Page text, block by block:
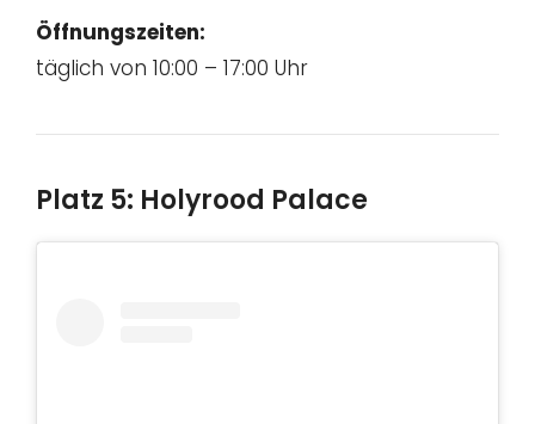
Öffnungszeiten:
täglich von 10:00 – 17:00 Uhr
Platz 5: Holyrood Palace